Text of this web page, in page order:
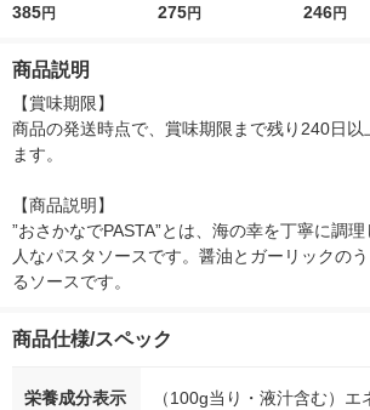
385円
入）
275円
1袋（
246円
商品説明
【賞味期限】
商品の発送時点で、賞味期限まで残り240日以
ます。
【商品説明】
”おさかなでPASTA”とは、海の幸を丁寧に調
人なパスタソースです。醤油とガーリックの
るソースです。
商品仕様/スペック
栄養成分表示
（100g当り・液汁含む）エ